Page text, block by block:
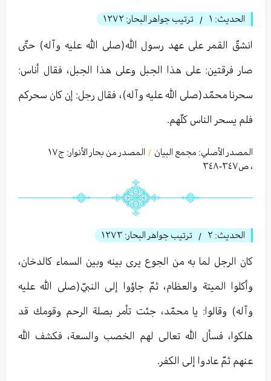
الحديث: ١ / ترتيب جواهر البحار: ١٢٧٢
انشقّ القمر على عهد رسول الله(صلى الله عليه وآله) حتّى
صار فرقتين: على هذا الجبل وعلى هذا الجبل، فقال أناس:
سحرنا محمّد(صلى الله عليه وآله)، فقال رجل: إن كان سحركم
فلم يسحر الناس كلّهم.
المصدر الأصلي: مجمع البيان / المصدر من بحار الأنوار: ج١٧
، ص٣٤٧-٣٤٨
الحديث: ٢ / ترتيب جواهر البحار: ١٢٧٣
كان الرجل لما به من الجوع يرى بينه وبين السماء كالدخان،
وأكلوا الميتة والعظام، ثمّ جاؤوا إلى النبيّ(صلى الله عليه
وآله) وقالوا: يا محمّد، جئت تأمر بصلة الرحم وقومك قد
هلكوا، فسأل الله تعالی لهم الخصب والسعة، فكشف الله
عنهم ثمّ عادوا إلى الكفر.